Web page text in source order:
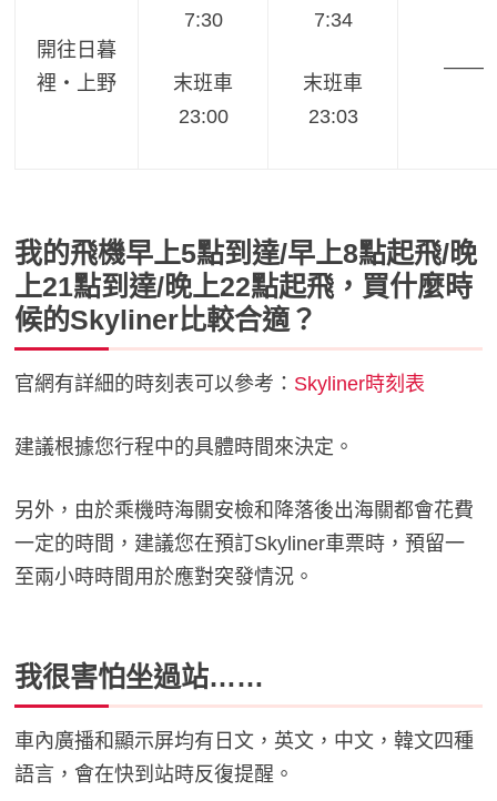
開往日暮
裡・上野
7:30
末班車
23:00
7:34
末班車
23:03
——
我的飛機早上5點到達/早上8點起飛/晚
上21點到達/晚上22點起飛，買什麼時
候的Skyliner比較合適？
官網有詳細的時刻表可以參考： Skyliner時刻表
建議根據您行程中的具體時間來決定。
另外，由於乘機時海關安檢和降落後出海關都會花費
一定的時間，建議您在預訂Skyliner車票時，預留一
至兩小時時間用於應對突發情況。
我很害怕坐過站……
車內廣播和顯示屏均有日文，英文，中文，韓文四種
語言，會在快到站時反復提醒。